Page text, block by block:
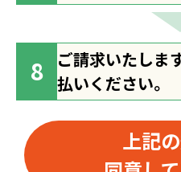
ご請求いたしま
払いください。
上記